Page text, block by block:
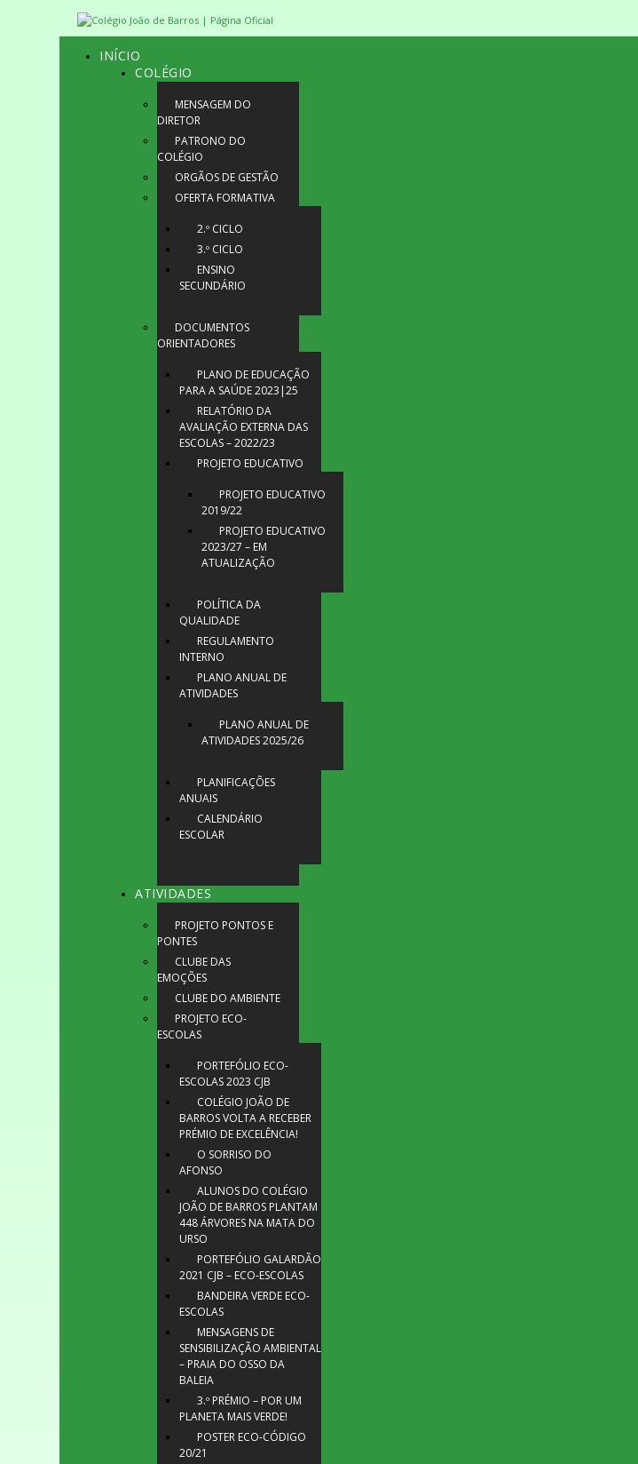
INÍCIO
COLÉGIO
MENSAGEM DO
DIRETOR
PATRONO DO
COLÉGIO
ORGÃOS DE GESTÃO
OFERTA FORMATIVA
2.º CICLO
3.º CICLO
ENSINO
SECUNDÁRIO
DOCUMENTOS
ORIENTADORES
PLANO DE EDUCAÇÃO
PARA A SAÚDE 2023|25
RELATÓRIO DA
AVALIAÇÃO EXTERNA DAS
ESCOLAS – 2022/23
PROJETO EDUCATIVO
PROJETO EDUCATIVO
2019/22
PROJETO EDUCATIVO
2023/27 – EM
ATUALIZAÇÃO
POLÍTICA DA
QUALIDADE
REGULAMENTO
INTERNO
PLANO ANUAL DE
ATIVIDADES
PLANO ANUAL DE
ATIVIDADES 2025/26
PLANIFICAÇÕES
ANUAIS
CALENDÁRIO
ESCOLAR
ATIVIDADES
PROJETO PONTOS E
PONTES
CLUBE DAS
EMOÇÕES
CLUBE DO AMBIENTE
PROJETO ECO-
ESCOLAS
PORTEFÓLIO ECO-
ESCOLAS 2023 CJB
COLÉGIO JOÃO DE
BARROS VOLTA A RECEBER
PRÉMIO DE EXCELÊNCIA!
O SORRISO DO
AFONSO
ALUNOS DO COLÉGIO
JOÃO DE BARROS PLANTAM
448 ÁRVORES NA MATA DO
URSO
PORTEFÓLIO GALARDÃO
2021 CJB – ECO-ESCOLAS
BANDEIRA VERDE ECO-
ESCOLAS
MENSAGENS DE
SENSIBILIZAÇÃO AMBIENTAL
– PRAIA DO OSSO DA
BALEIA
3.º PRÉMIO – POR UM
PLANETA MAIS VERDE!
POSTER ECO-CÓDIGO
20/21